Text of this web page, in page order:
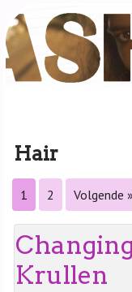
Hair
1 2 Volgende »
Krullen